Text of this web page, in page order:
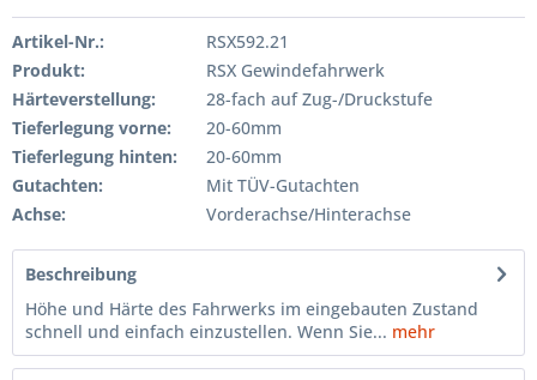
Artikel-Nr.:
RSX592.21
Produkt:
RSX Gewindefahrwerk
Härteverstellung:
28-fach auf Zug-/Druckstufe
Tieferlegung vorne:
20-60mm
Tieferlegung hinten:
20-60mm
Gutachten:
Mit TÜV-Gutachten
Achse:
Vorderachse/Hinterachse
Beschreibung
Höhe und Härte des Fahrwerks im eingebauten Zustand
schnell und einfach einzustellen. Wenn Sie... mehr